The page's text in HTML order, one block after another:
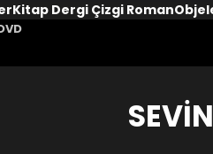
Kitap Dergi Çizgi Roman